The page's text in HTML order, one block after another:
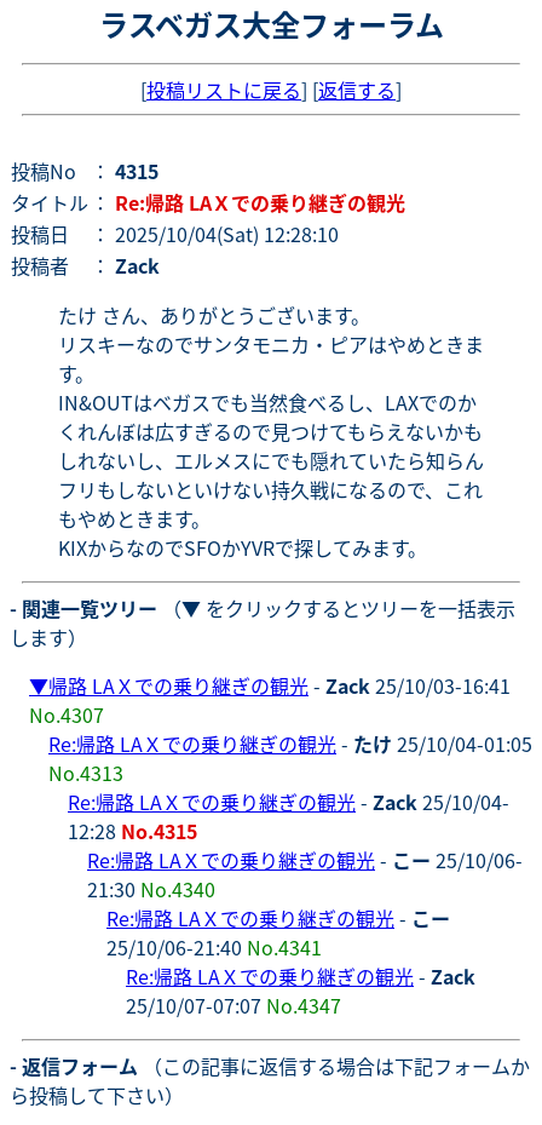
ラスベガス大全フォーラム
[投稿リストに戻る] [返信する]
投稿No ： 4315
タイトル ： Re:帰路 LAＸでの乗り継ぎの観光
投稿日
： 2025/10/04(Sat) 12:28:10
投稿者
： Zack
たけ さん、ありがとうございます。
リスキーなのでサンタモニカ・ピアはやめときま
す。
IN&OUTはベガスでも当然食べるし、LAXでのか
くれんぼは広すぎるので見つけてもらえないかも
しれないし、エルメスにでも隠れていたら知らん
フリもしないといけない持久戦になるので、これ
もやめときます。
KIXからなのでSFOかYVRで探してみます。
- 関連一覧ツリー （▼ をクリックするとツリーを一括表示
します）
▼帰路 LAＸでの乗り継ぎの観光- Zack25/10/03-16:41
No.4307
Re:帰路 LAＸでの乗り継ぎの観光- たけ 25/10/04-01:05
No.4313
Re:帰路 LAＸでの乗り継ぎの観光- Zack25/10/04-
12:28 No.4315
Re:帰路 LAＸでの乗り継ぎの観光- こー 25/10/06-
21:30 No.4340
Re:帰路 LAＸでの乗り継ぎの観光- こー
25/10/06-21:40 No.4341
Re:帰路 LAＸでの乗り継ぎの観光- Zack
25/10/07-07:07 No.4347
- 返信フォーム （この記事に返信する場合は下記フォームか
ら投稿して下さい）